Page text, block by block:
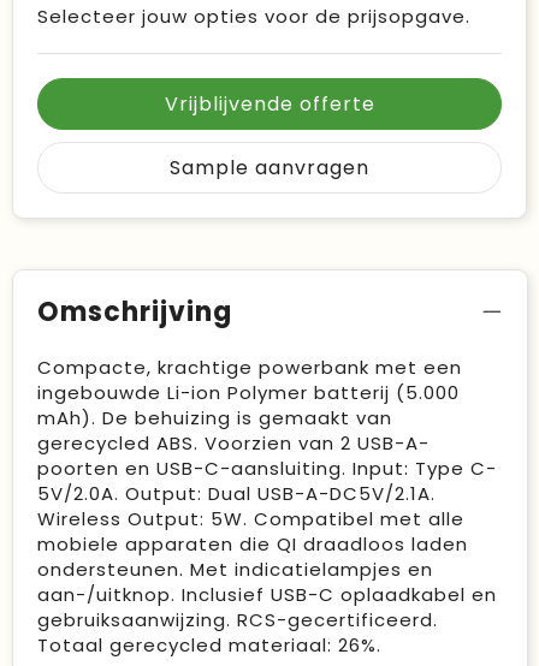
Selecteer jouw opties voor de prijsopgave.
Vrijblijvende offerte
Sample aanvragen
Omschrijving
Compacte, krachtige powerbank met een
ingebouwde Li-ion Polymer batterij (5.000
mAh). De behuizing is gemaakt van
gerecycled ABS. Voorzien van 2 USB-A-
poorten en USB-C-aansluiting. Input: Type C-
5V/2.0A. Output: Dual USB-A-DC5V/2.1A.
Wireless Output: 5W. Compatibel met alle
mobiele apparaten die QI draadloos laden
ondersteunen. Met indicatielampjes en
aan-/uitknop. Inclusief USB-C oplaadkabel en
gebruiksaanwijzing. RCS-gecertificeerd.
Totaal gerecycled materiaal: 26%.